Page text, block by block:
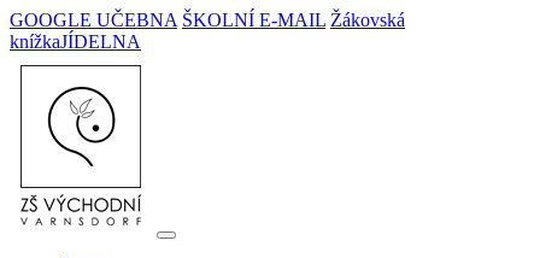
GOOGLE UČEBNA ŠKOLNÍ E-MAIL Žákovská
knížkaJÍDELNA